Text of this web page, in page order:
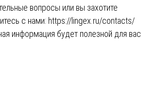
вопросы или вы захотите
с нами: https://lingex.ru/contacts/
информация будет полезной для вас.